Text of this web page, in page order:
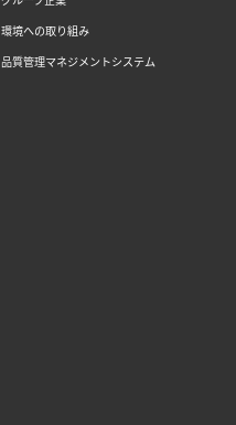
環境への取り組み
品質管理マネジメントシステム